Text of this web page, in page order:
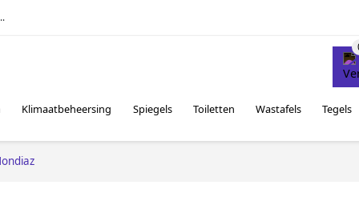
Klimaatbeheersing Spiegels Toiletten Wastafels Tegels